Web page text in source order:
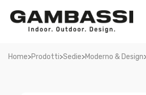
Home>Prodotti>Sedie>Moderno & Design